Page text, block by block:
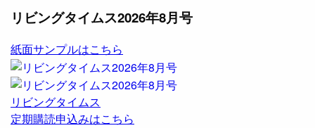
リビングタイムス2026年8月号
紙面サンプルはこちら
リビングタイムス
定期購読申込みはこちら